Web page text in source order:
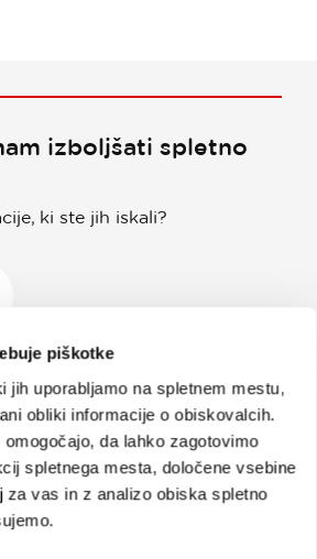
piškotke
jih uporabljamo na spletnem mestu,
obliki informacije o obiskovalcih.
da lahko zagotovimo
spletnega mesta, določene vsebine
za vas in z analizo obiska spletno
izboljšati spletno
ki ste jih iskali?
se nae-novice
nam sledi na: